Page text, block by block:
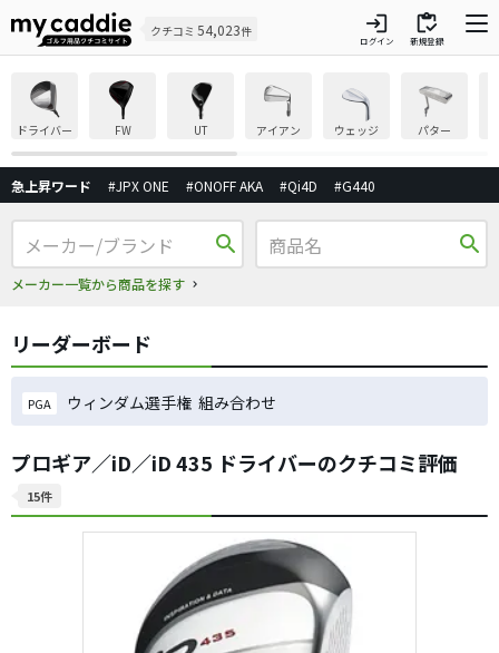
クチコミ 54,023件 login
ログイン
inventory
新規登録
ドライバー FW UT アイアン ウェッジ パター
急上昇ワード #JPX ONE #ONOFF AKA #Qi4D #G440
search
メーカー一覧から商品を探す
search
リーダーボード
PGA ウィンダム選手権 組み合わせ
プロギア／iD／iD 435 ドライバーのクチコミ評価
15件